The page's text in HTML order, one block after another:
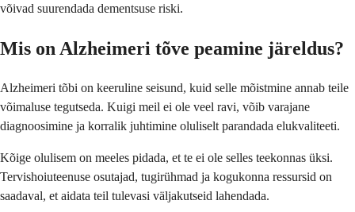
võivad suurendada dementsuse riski.
Mis on Alzheimeri tõve peamine järeldus?
Alzheimeri tõbi on keeruline seisund, kuid selle mõistmine annab teile
võimaluse tegutseda. Kuigi meil ei ole veel ravi, võib varajane
diagnoosimine ja korralik juhtimine oluliselt parandada elukvaliteeti.
Kõige olulisem on meeles pidada, et te ei ole selles teekonnas üksi.
Tervishoiuteenuse osutajad, tugirühmad ja kogukonna ressursid on
saadaval, et aidata teil tulevasi väljakutseid lahendada.